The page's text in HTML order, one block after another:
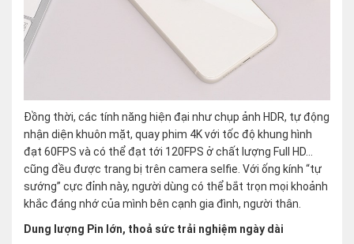
Đồng thời, các tính năng hiện đại như chụp ảnh HDR, tự động
nhận diện khuôn mặt, quay phim 4K với tốc độ khung hình
đạt 60FPS và có thể đạt tới 120FPS ở chất lượng Full HD…
cũng đều được trang bị trên camera selfie. Với ống kính “tự
sướng” cực đỉnh này, người dùng có thể bắt trọn mọi khoảnh
khắc đáng nhớ của mình bên cạnh gia đình, người thân.
Dung lượng Pin lớn, thoả sức trải nghiệm ngày dài